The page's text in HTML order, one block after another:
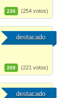
230 (254 votos)
destacado
209 (221 votos)
destacado